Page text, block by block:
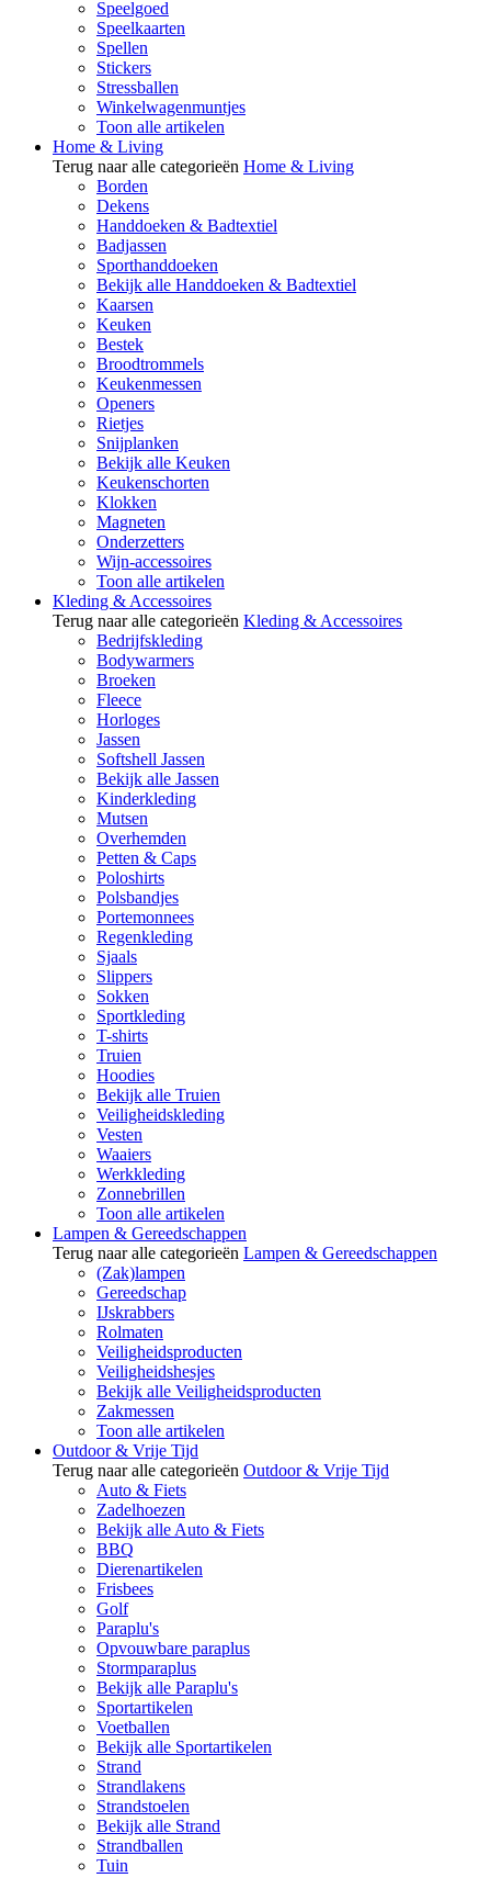
Speelgoed
Speelkaarten
Spellen
Stickers
Stressballen
Winkelwagenmuntjes
Toon alle artikelen
Home & Living
Terug naar alle categorieën Home & Living
Borden
Dekens
Handdoeken & Badtextiel
Badjassen
Sporthanddoeken
Bekijk alle Handdoeken & Badtextiel
Kaarsen
Keuken
Bestek
Broodtrommels
Keukenmessen
Openers
Rietjes
Snijplanken
Bekijk alle Keuken
Keukenschorten
Klokken
Magneten
Onderzetters
Wijn-accessoires
Toon alle artikelen
Kleding & Accessoires
Terug naar alle categorieën Kleding & Accessoires
Bedrijfskleding
Bodywarmers
Broeken
Fleece
Horloges
Jassen
Softshell Jassen
Bekijk alle Jassen
Kinderkleding
Mutsen
Overhemden
Petten & Caps
Poloshirts
Polsbandjes
Portemonnees
Regenkleding
Sjaals
Slippers
Sokken
Sportkleding
T-shirts
Truien
Hoodies
Bekijk alle Truien
Veiligheidskleding
Vesten
Waaiers
Werkkleding
Zonnebrillen
Toon alle artikelen
Lampen & Gereedschappen
Terug naar alle categorieën Lampen & Gereedschappen
(Zak)lampen
Gereedschap
IJskrabbers
Rolmaten
Veiligheidsproducten
Veiligheidshesjes
Bekijk alle Veiligheidsproducten
Zakmessen
Toon alle artikelen
Outdoor & Vrije Tijd
Terug naar alle categorieën Outdoor & Vrije Tijd
Auto & Fiets
Zadelhoezen
Bekijk alle Auto & Fiets
BBQ
Dierenartikelen
Frisbees
Golf
Paraplu's
Opvouwbare paraplus
Stormparaplus
Bekijk alle Paraplu's
Sportartikelen
Voetballen
Bekijk alle Sportartikelen
Strand
Strandlakens
Strandstoelen
Bekijk alle Strand
Strandballen
Tuin